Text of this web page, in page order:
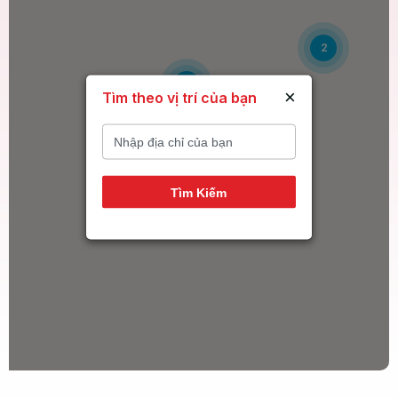
14
2
Tìm theo vị trí của bạn ×
Tìm Kiếm